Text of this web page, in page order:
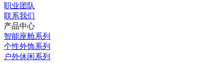
职业团队
联系我们
产品中心
智能座舱系列
个性外饰系列
户外休闲系列